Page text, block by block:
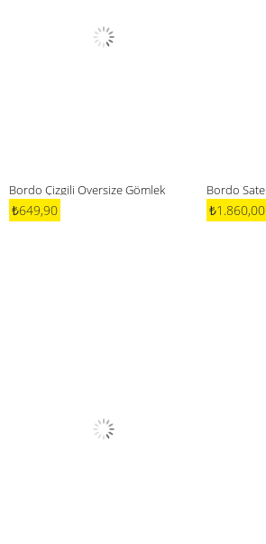
Bordo Çizgili Oversize Gömlek
₺649,90 ₺1.860,00